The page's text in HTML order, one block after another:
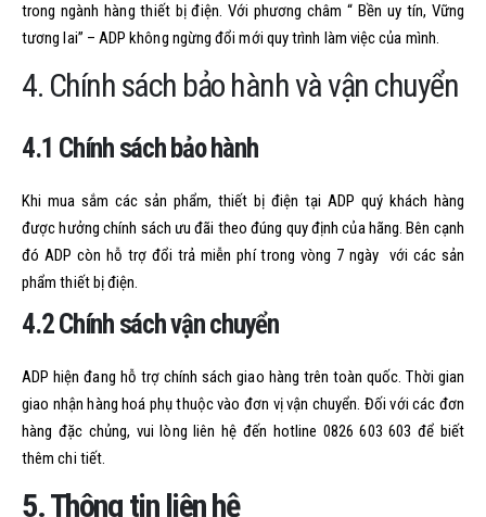
trong ngành hàng thiết bị điện. Với phương châm “ Bền uy tín, Vững
tương lai” – ADP không ngừng đổi mới quy trình làm việc của mình.
4. Chính sách bảo hành và vận chuyển
4.1 Chính sách bảo hành
Khi mua sắm các sản phẩm, thiết bị điện tại ADP quý khách hàng
được hưởng chính sách ưu đãi theo đúng quy định của hãng. Bên cạnh
đó ADP còn hỗ trợ đổi trả miễn phí trong vòng 7 ngày với các sản
phẩm thiết bị điện.
4.2 Chính sách vận chuyển
ADP hiện đang hỗ trợ chính sách giao hàng trên toàn quốc. Thời gian
giao nhận hàng hoá phụ thuộc vào đơn vị vận chuyển. Đối với các đơn
hàng đặc chủng, vui lòng liên hệ đến hotline 0826 603 603 để biết
thêm chi tiết.
5. Thông tin liên hệ